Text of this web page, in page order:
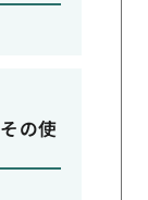
の使